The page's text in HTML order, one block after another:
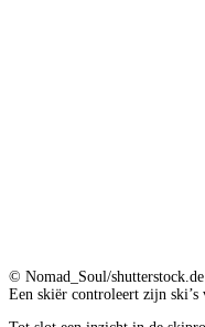
© Nomad_Soul/shutterstock.de
Een skiër controleert zijn